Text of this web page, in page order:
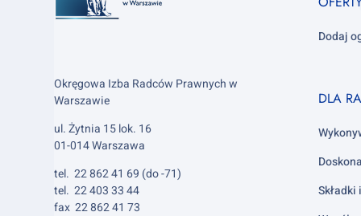
Okręgowa Izba Radców Prawnych w
Warszawie
ul. Żytnia 15 lok. 16
01-014 Warszawa
tel. 22 862 41 69 (do -71)
tel. 22 403 33 44
fax 22 862 41 73
Dodaj
Footer
2
DLA
Składki